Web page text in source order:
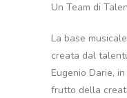
Un Team di
La base
creata dal
Eugenio Darie,
frutto della